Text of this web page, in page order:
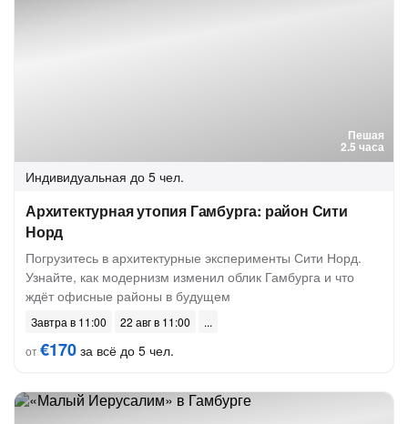
Пешая
2.5 часа
Индивидуальная до 5 чел.
Архитектурная утопия Гамбурга: район Сити
Норд
Погрузитесь в архитектурные эксперименты Сити Норд.
Узнайте, как модернизм изменил облик Гамбурга и что
ждёт офисные районы в будущем
Завтра в 11:00
22 авг в 11:00
от€170 за всё до 5 чел.